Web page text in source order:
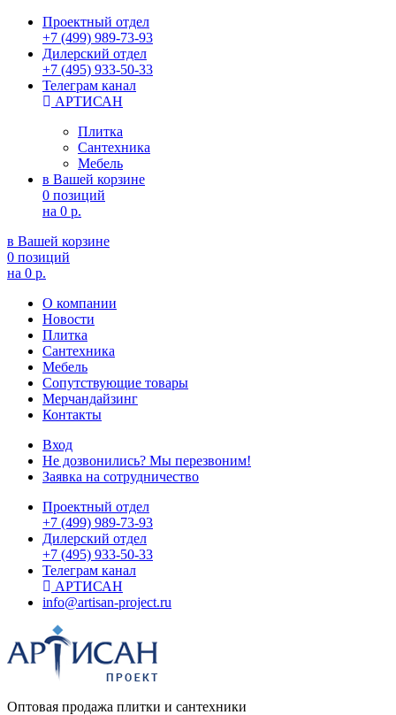
Проектный отдел
+7 (499) 989-73-93
Дилерский отдел
+7 (495) 933-50-33
Телеграм канал
АРТИСАН
Плитка
Сантехника
Мебель
в Вашей корзине
0 позиций
на 0 р.
в Вашей корзине
0 позиций
на 0 р.
О компании
Новости
Плитка
Сантехника
Мебель
Сопутствующие товары
Мерчандайзинг
Контакты
Вход
Не дозвонились? Мы перезвоним!
Заявка на сотрудничество
Проектный отдел
+7 (499) 989-73-93
Дилерский отдел
+7 (495) 933-50-33
Телеграм канал
АРТИСАН
info@artisan-project.ru
Оптовая продажа плитки и сантехники